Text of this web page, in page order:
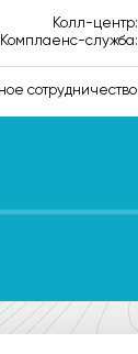
Колл-центр:
Комплаенс-служба:
сотрудничество